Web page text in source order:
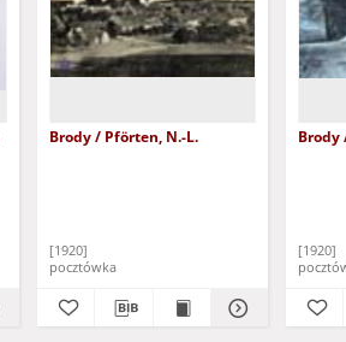
Brody / Pförten, N.-L.
[1920]
pocztówka
Brody
[1920]